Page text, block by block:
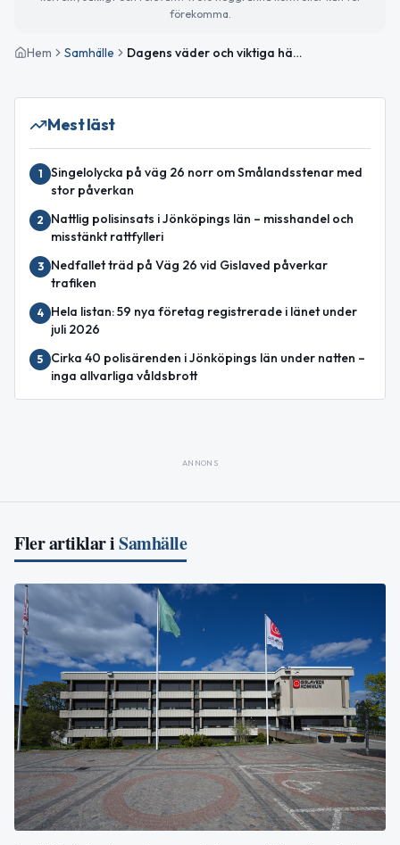
förekomma.
Hem Samhälle Dagens väder och viktiga händelser i Gislaved
Mest läst
1
Singelolycka på väg 26 norr om Smålandsstenar med
stor påverkan
2
Nattlig polisinsats i Jönköpings län – misshandel och
misstänkt rattfylleri
3
Nedfallet träd på Väg 26 vid Gislaved påverkar
trafiken
4
Hela listan: 59 nya företag registrerade i länet under
juli 2026
5
Cirka 40 polisärenden i Jönköpings län under natten –
inga allvarliga våldsbrott
ANNONS
Fler artiklar iSamhälle